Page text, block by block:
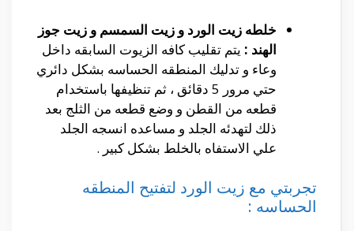
خلطه زيت الورد و زيت السمسم و زيت جوز
الهند : يتم تقليب كافه الزيوت السابقه داخل
وعاء و تدليك المنطقه الحساسه بشكل دائري
حتي مرور 5 دقائق ، ثم تنظيفها باستخدام
قطعه من القطن و وضع قطعه من الثلج بعد
ذلك لتهدئه الجلد و مساعده انسجه الجلد
علي الاستفاه بالخلط بشكل كبير .
تجربتي مع زيت الورد لتفتيح المنطقه
الحساسه :